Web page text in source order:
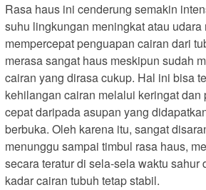
Rasa haus ini cenderung semakin
suhu lingkungan meningkat atau
mempercepat penguapan cairan dari
merasa sangat haus meskipun sudah
cairan yang dirasa cukup. Hal ini bisa
kehilangan cairan melalui keringat dan
cepat daripada asupan yang
berbuka. Oleh karena itu, sangat
menunggu sampai timbul rasa haus,
secara teratur di sela-sela waktu sahur
kadar cairan tubuh tetap stabil.